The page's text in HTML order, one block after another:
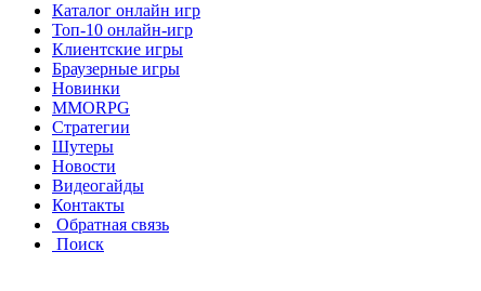
Каталог онлайн игр
Топ-10 онлайн-игр
Клиентские игры
Браузерные игры
Новинки
MMORPG
Стратегии
Шутеры
Новости
Видеогайды
Контакты
Обратная связь
Поиск